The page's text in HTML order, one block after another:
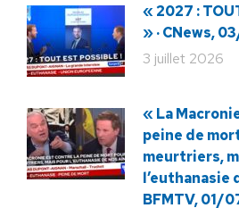
« 2027 :
» · CNews,
3 juillet 2026
« La
peine de
meurtriers,
l’euthanasie
BFMTV, 01/